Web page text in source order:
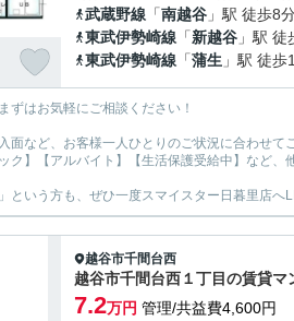
武蔵野線 「南越谷 」駅 徒歩8
東武伊勢崎線 「新越谷 」駅 徒
東武伊勢崎線 「蒲生 」駅 徒歩
ずはお気軽にご相談ください！
面など、お客様一人ひとりのご状況に合わせて
ク】【アルバイト】【生活保護受給中】など
という方も、ぜひ一度スマイスター日暮里店へ
越谷市千間台西
越谷市千間台西１丁目の賃貸マ
7.2万円 管理/共益費4,600円